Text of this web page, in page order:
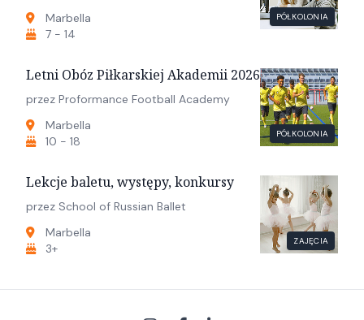
PÓŁKOLONIA
Marbella
7 - 14
PÓŁKOLONIA
Letni Obóz Piłkarskiej Akademii 2026
przez Proformance Football Academy
Marbella
10 - 18
ZAJĘCIA
Lekcje baletu, występy, konkursy
przez School of Russian Ballet
Marbella
3+